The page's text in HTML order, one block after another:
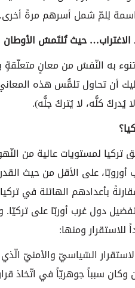
لِلمّ شمل أسرهم مرةً أخرى.
الاغتراب… حيث تُلتَمسُ الأوطان
به النّفسُ من معانٍ
أن تحاول تلمُّس هذه
يُدركُ كلُّه، لا يُتركُ جلُّه).
تركيا لمستويات عالية من
على الأقل من حيث
بأعدادهم الهائلة في
دول غرب أوربّا على
للاستقرار ومنها:
وكان سبباً جوهريّاً في اتّخاذ